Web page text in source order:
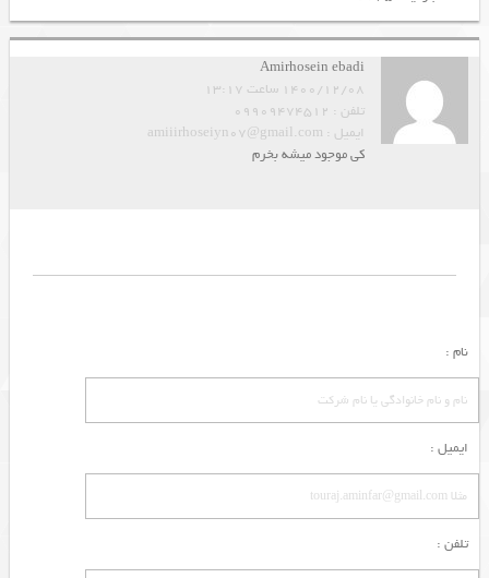
Amirhosein ebadi
1400/12/08 ساعت 13:17
تلفن : 09909474512
ایمیل : amiiirhoseiyn07@gmail.com
کی موجود میشه بخرم
نام :
ایمیل :
تلفن :